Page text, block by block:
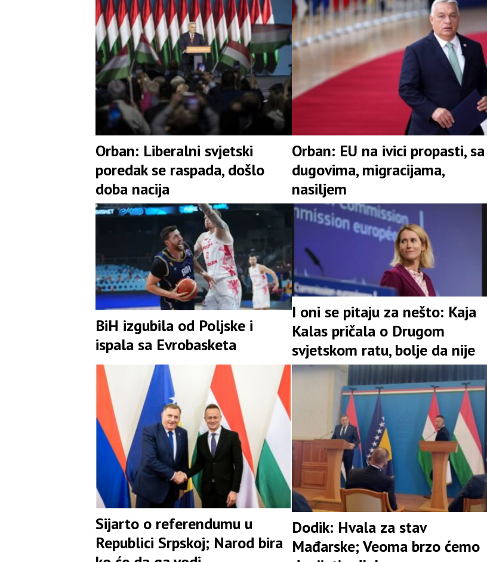
Orban: Liberalni svjetski
poredak se raspada, došlo
doba nacija
Orban: EU na ivici propasti, sa
dugovima, migracijama,
nasiljem
BiH izgubila od Poljske i
ispala sa Evrobasketa
I oni se pitaju za nešto: Kaja
Kalas pričala o Drugom
svjetskom ratu, bolje da nije
Sijarto o referendumu u
Republici Srpskoj; Narod bira
Dodik: Hvala za stav
Mađarske; Veoma brzo ćemo